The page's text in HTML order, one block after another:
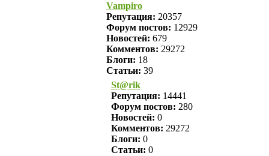
Vampiro
Репутация: 20357
Форум постов: 12929
Новостей: 679
Комментов: 29272
Блоги: 18
Статьи: 39
St@rik
Репутация: 14441
Форум постов: 280
Новостей: 0
Комментов: 29272
Блоги: 0
Статьи: 0